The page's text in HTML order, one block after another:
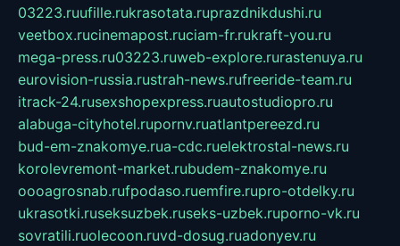
03223.ruufille.rukrasotata.ruprazdnikdushi.ru
veetbox.rucinemapost.ruciam-fr.rukraft-you.ru
mega-press.ru03223.ruweb-explore.rurastenuya.ru
eurovision-russia.rustrah-news.rufreeride-team.ru
itrack-24.rusexshopexpress.ruautostudiopro.ru
alabuga-cityhotel.rupornv.ruatlantpereezd.ru
bud-em-znakomye.rua-cdc.ruelektrostal-news.ru
korolevremont-market.rubudem-znakomye.ru
oooagrosnab.rufpodaso.ruemfire.rupro-otdelky.ru
ukrasotki.ruseksuzbek.ruseks-uzbek.ruporno-vk.ru
sovratili.ruolecoon.ruvd-dosug.ruadonyev.ru